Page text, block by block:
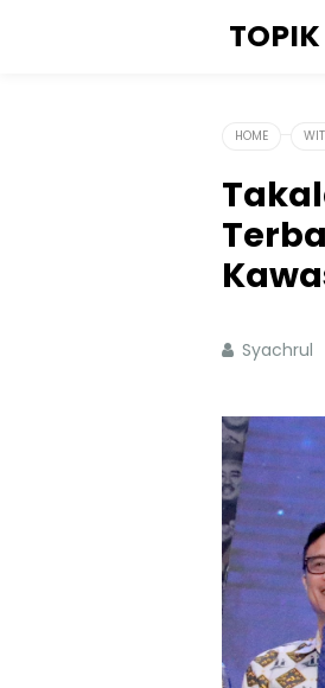
HOME
Syachrul